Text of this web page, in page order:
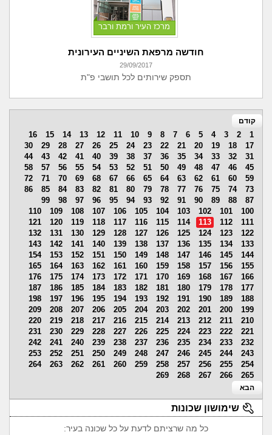
מרכז העיר ורמת ורבר
חודשה מרפאת השיניים העירונית
29/09/2017
תספק שירותים לכל תושבי פ"ת
קודם
1
2
3
4
5
6
7
8
9
10
11
12
13
14
15
16
17
18
19
20
21
22
23
24
25
26
27
28
29
30
31
32
33
34
35
36
37
38
39
40
41
42
43
44
45
46
47
48
49
50
51
52
53
54
55
56
57
58
59
60
61
62
63
64
65
66
67
68
69
70
71
72
73
74
75
76
77
78
79
80
81
82
83
84
85
86
87
88
89
90
91
92
93
94
95
96
97
98
99
100
101
102
103
104
105
106
107
108
109
110
111
112
113
114
115
116
117
118
119
120
121
122
123
124
125
126
127
128
129
130
131
132
133
134
135
136
137
138
139
140
141
142
143
144
145
146
147
148
149
150
151
152
153
154
155
156
157
158
159
160
161
162
163
164
165
166
167
168
169
170
171
172
173
174
175
176
177
178
179
180
181
182
183
184
185
186
187
188
189
190
191
192
193
194
195
196
197
198
199
200
201
202
203
204
205
206
207
208
209
210
211
212
213
214
215
216
217
218
219
220
221
222
223
224
225
226
227
228
229
230
231
232
233
234
235
236
237
238
239
240
241
242
243
244
245
246
247
248
249
250
251
252
253
254
255
256
257
258
259
260
261
262
263
264
265
266
267
268
269
הבא
שימושון שכונות
כל מה שרציתם לדעת על כל שכונה בעיר: